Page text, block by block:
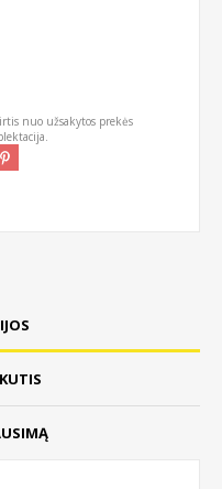
nuo užsakytos prekės